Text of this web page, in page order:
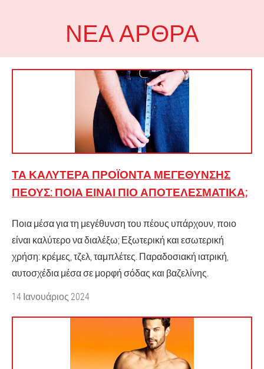
ΝΈΑ ΆΡΘΡΑ
ΤΑ ΚΑΛΎΤΕΡΑ ΠΡΟΪΌΝΤΑ ΜΕΓΈΘΥΝΣΗΣ
ΠΈΟΥΣ: ΠΟΙΑ ΕΊΝΑΙ ΠΙΟ ΑΠΟΤΕΛΕΣΜΑΤΙΚΆ;
Ποια μέσα για τη μεγέθυνση του πέους υπάρχουν, ποιο
είναι καλύτερο να διαλέξω; Εξωτερική και εσωτερική
χρήση: κρέμες, τζελ, ταμπλέτες. Παραδοσιακή ιατρική,
αυτοσχέδια μέσα σε μορφή σόδας και βαζελίνης.
14 Ιανουάριος 2024